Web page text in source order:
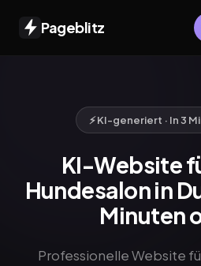
Pageblitz
⚡ KI-generiert · In 3
KI-Website
Hundesalon in
Minuten
Professionelle Website